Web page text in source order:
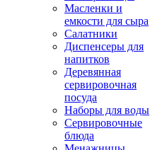
Масленки и
емкости для сыра
Салатники
Диспенсеры для
напитков
Деревянная
сервировочная
посуда
Наборы для воды
Сервировочные
блюда